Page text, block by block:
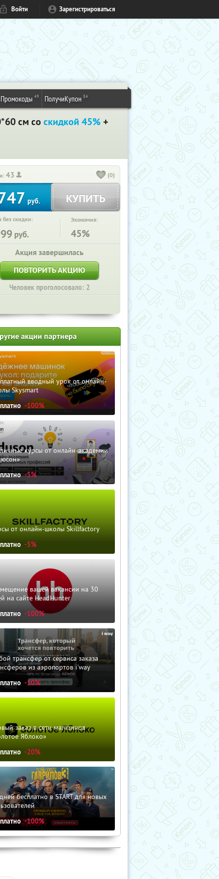
Войти Зарегистрироваться
Промокоды 49 ПолучиКупон 84
см со скидкой 45%+
43 (0)
руб. КУПИТЬ
без скидки:
руб.
Экономия:
45%
Акция завершилась
ПОВТОРИТЬ АКЦИЮ
Человек проголосовало: 2
акции партнера
вводный урок от онлайн-
Skysmart
-100%
курсы от онлайн-академии
-5%
от онлайн-школы Skillfactory
-5%
вашей вакансии на 30
на сайте HeadHunter
-100%
трансфер от сервиса заказа
из аэропортов i'way
-10%
заказ в сети магазинов
Яблоко»
-20%
бесплатно в START для новых
-100%